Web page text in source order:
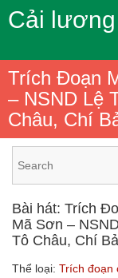
Cải
Trích Đoạn
– NSND Lệ
Châu, Chí
Bài hát: Trích
Mã Sơn –
Tô Châu, Chí
Thể loại: Trích đoạn